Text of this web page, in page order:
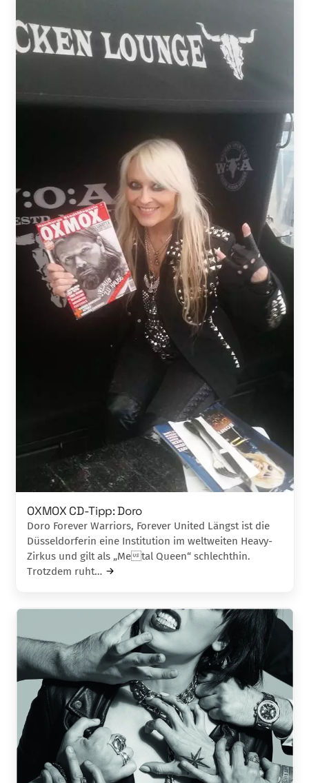
OXMOX CD-Tipp: Doro
Doro Forever Warriors, Forever United Längst ist die
Düsseldorferin eine Institution im weltweiten Heavy-
Zirkus und gilt als „Metal Queen“ schlechthin.
Trotzdem ruht…